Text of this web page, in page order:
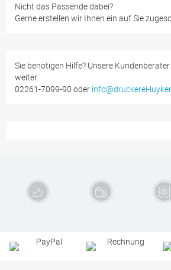
Nicht das Passende dabei?
Gerne erstellen wir Ihnen ein auf Sie
Sie benötigen Hilfe? Unsere
weiter.
02261-7099-90 oder info@druckerei-